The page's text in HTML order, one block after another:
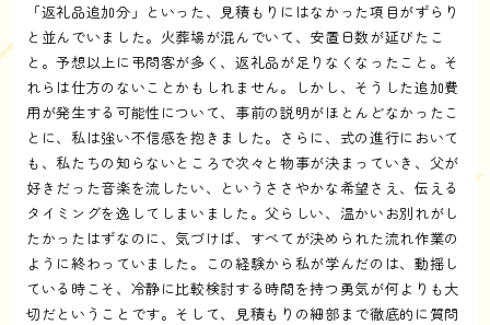
「返礼品追加分」といった、見積もりにはなかった項目がずらり
と並んでいました。火葬場が混んでいて、安置日数が延びたこ
と。予想以上に弔問客が多く、返礼品が足りなくなったこと。そ
れらは仕方のないことかもしれません。しかし、そうした追加費
用が発生する可能性について、事前の説明がほとんどなかったこ
とに、私は強い不信感を抱きました。さらに、式の進行において
も、私たちの知らないところで次々と物事が決まっていき、父が
好きだった音楽を流したい、というささやかな希望さえ、伝える
タイミングを逸してしまいました。父らしい、温かいお別れがし
たかったはずなのに、気づけば、すべてが決められた流れ作業の
ように終わっていました。この経験から私が学んだのは、動揺し
ている時こそ、冷静に比較検討する時間を持つ勇気が何よりも大
切だということです。そして、見積もりの細部まで徹底的に質問